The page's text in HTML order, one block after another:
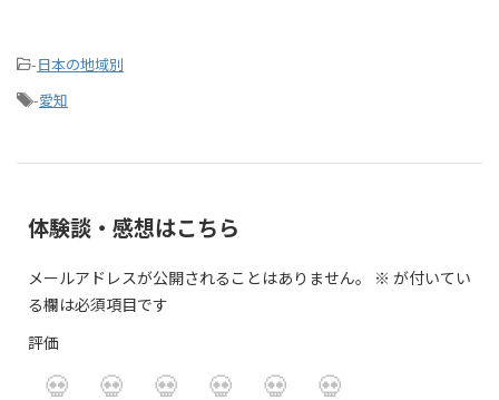
-日本の地域別
-愛知
体験談・感想はこちら
メールアドレスが公開されることはありません。 ※ が付いてい
る欄は必須項目です
評価